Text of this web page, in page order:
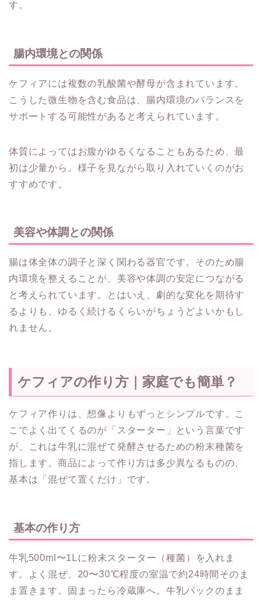
す。
腸内環境との関係
ケフィアには複数の乳酸菌や酵母が含まれています。
こうした微生物を含む食品は、腸内環境のバランスを
サポートする可能性があると考えられています。
体質によってはお腹がゆるくなることもあるため、最
初は少量から。様子を見ながら取り入れていくのがお
すすめです。
美容や体調との関係
腸は体全体の調子と深く関わる器官です。そのため腸
内環境を整えることが、美容や体調の安定につながる
と考えられています。とはいえ、劇的な変化を期待す
るよりも、ゆるく続けるくらいがちょうどよいかもし
れません。
ケフィアの作り方｜家庭でも簡単？
ケフィア作りは、想像よりもずっとシンプルです。こ
こでよく出てくるのが「スターター」という言葉です
が、これは牛乳に混ぜて発酵させるための粉末種菌を
指します。商品によって作り方は多少異なるものの、
基本は「混ぜて置くだけ」です。
基本の作り方
牛乳500ml〜1Lに粉末スターター（種菌）を入れま
す。よく混ぜ、20〜30℃程度の室温で約24時間そのま
ま置きます。固まったら冷蔵庫へ。牛乳パックのまま